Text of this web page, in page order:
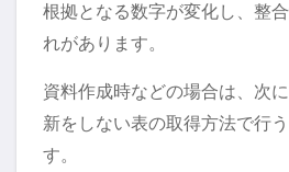
根拠となる数字が変化し、整
れがあります。
資料作成時などの場合は、次
新をしない表の取得方法で行
す。